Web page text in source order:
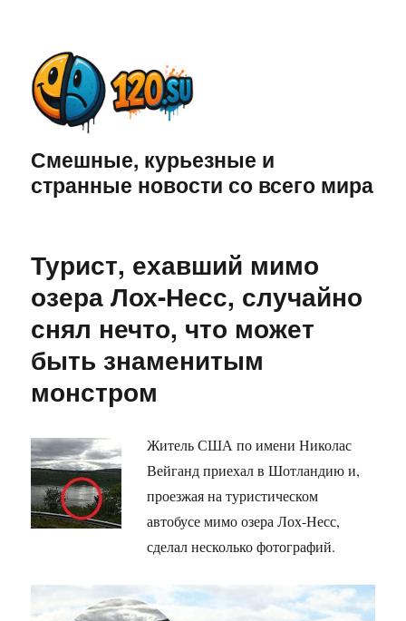
Смешные, курьезные и
странные новости со всего мира
Турист, ехавший мимо
озера Лох-Несс, случайно
снял нечто, что может
быть знаменитым
монстром
Житель США по имени Николас
Вейганд приехал в Шотландию и,
проезжая на туристическом
автобусе мимо озера Лох-Несс,
сделал несколько фотографий.